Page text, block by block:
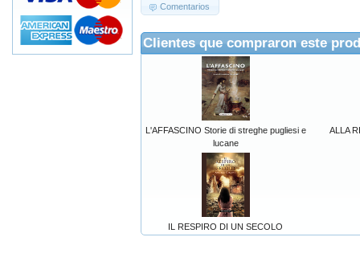
Comentarios
Clientes que compraron este
L'AFFASCINO Storie di streghe pugliesi e
lucane
ALLA
IL RESPIRO DI UN SECOLO